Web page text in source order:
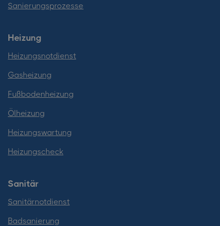
Sanierungsprozesse
Heizung
Heizungsnotdienst
Gasheizung
Fußbodenheizung
Ölheizung
Heizungswartung
Heizungscheck
Sanitär
Sanitärnotdienst
Badsanierung